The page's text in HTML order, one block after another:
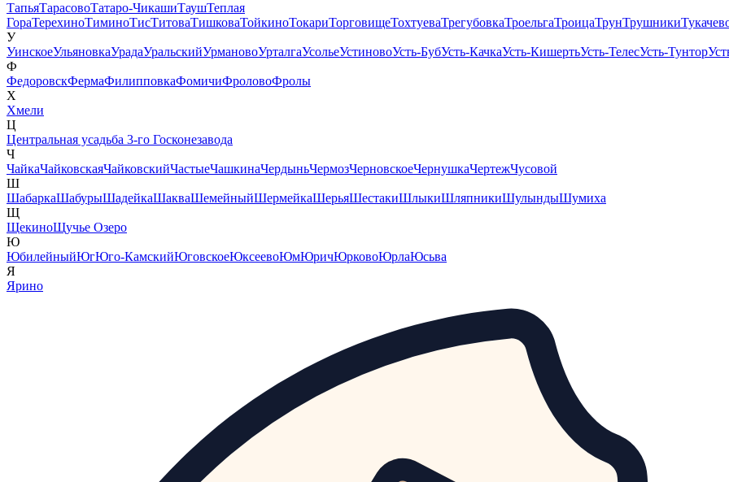
ТапьяТарасовоТатаро-ЧикашиТаушТеплая
ГораТерехиноТиминоТисТитоваТишковаТойкиноТокариТорговищеТохтуеваТрегубовкаТроельгаТроицаТрунТрушники
У
УинскоеУльяновкаУрадаУральскийУрмановоУрталгаУсольеУстиновоУсть-БубУсть-КачкаУсть-КишертьУсть-ТелесУсть-Тунтор
Ф
ФедоровскФермаФилипповкаФомичиФроловоФролы
Х
Хмели
Ц
Центральная усадьба 3-го Госконезавода
Ч
ЧайкаЧайковскаяЧайковскийЧастыеЧашкинаЧердыньЧермозЧерновскоеЧернушкаЧертежЧусовой
Ш
ШабаркаШабурыШадейкаШакваШемейныйШермейкаШерьяШестакиШлыкиШляпникиШулындыШумиха
Щ
ЩекиноЩучье Озеро
Ю
ЮбилейныйЮгЮго-КамскийЮговскоеЮксеевоЮмЮричЮрковоЮрлаЮсьва
Я
Ярино